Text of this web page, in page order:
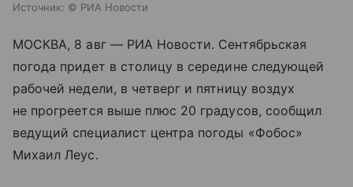
Источник: © РИА Новости
МОСКВА, 8 авг — РИА Новости. Сентябрьская
погода придет в столицу в середине следующей
рабочей недели, в четверг и пятницу воздух
не прогреется выше плюс 20 градусов, сообщил
ведущий специалист центра погоды «Фобос»
Михаил Леус.